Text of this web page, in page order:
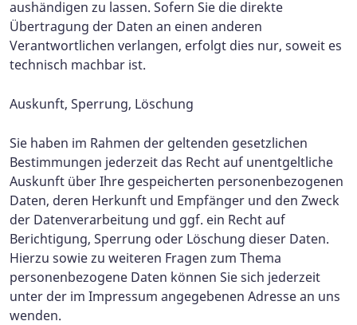
aushändigen zu lassen. Sofern Sie die direkte
Übertragung der Daten an einen anderen
Verantwortlichen verlangen, erfolgt dies nur, soweit es
technisch machbar ist.
Auskunft, Sperrung, Löschung
Sie haben im Rahmen der geltenden gesetzlichen
Bestimmungen jederzeit das Recht auf unentgeltliche
Auskunft über Ihre gespeicherten personenbezogenen
Daten, deren Herkunft und Empfänger und den Zweck
der Datenverarbeitung und ggf. ein Recht auf
Berichtigung, Sperrung oder Löschung dieser Daten.
Hierzu sowie zu weiteren Fragen zum Thema
personenbezogene Daten können Sie sich jederzeit
unter der im Impressum angegebenen Adresse an uns
wenden.